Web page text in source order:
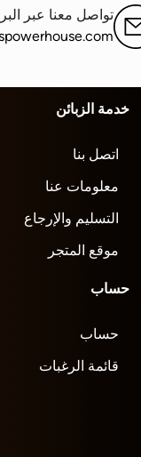
تواصل معنا عبر
خدمة الزبائن
اتصل بنا
معلومات عنا
التسليم والإرجاع
موقع المتجر
حساب
حساب
قائمة الرغبات